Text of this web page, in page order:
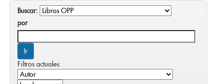
Buscar:
por
Filtros actuales: